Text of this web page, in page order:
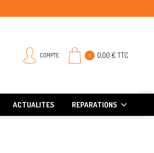
COMPTE 0 0,00 € TTC
ACTUALITES REPARATIONS